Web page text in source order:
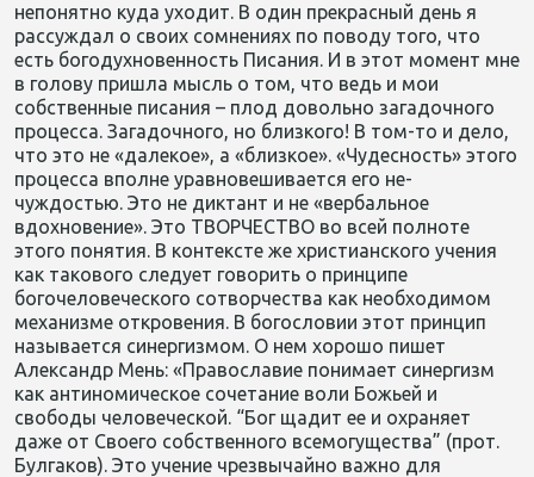
непонятно куда уходит. В один прекрасный день я
рассуждал о своих сомнениях по поводу того, что
есть богодухновенность Писания. И в этот момент мне
в голову пришла мысль о том, что ведь и мои
собственные писания – плод довольно загадочного
процесса. Загадочного, но близкого! В том-то и дело,
что это не «далекое», а «близкое». «Чудесность» этого
процесса вполне уравновешивается его не-
чуждостью. Это не диктант и не «вербальное
вдохновение». Это ТВОРЧЕСТВО во всей полноте
этого понятия. В контексте же христианского учения
как такового следует говорить о принципе
богочеловеческого сотворчества как необходимом
механизме откровения. В богословии этот принцип
называется синергизмом. О нем хорошо пишет
Александр Мень: «Православие понимает синергизм
как антиномическое сочетание воли Божьей и
свободы человеческой. “Бог щадит ее и охраняет
даже от Своего собственного всемогущества” (прот.
Булгаков). Это учение чрезвычайно важно для